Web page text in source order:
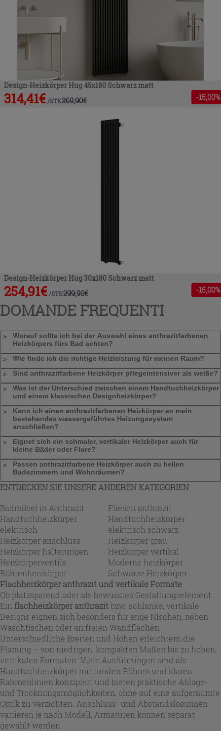
Design-Heizkörper Hug 45x180 Schwarz matt
314,41€ /STK369,90€ -15,00%
Design-Heizkörper Hug 30x180 Schwarz matt
254,91€ /STK299,90€ -15,00%
DOMANDE FREQUENTI
Worauf sollte ich bei der Auswahl eines anthrazitfarbenen
Heizkörpers fürs Bad achten?
Wie finde ich die richtige Heizleistung für meinen Raum?
Sind anthrazitfarbene Heizkörper pflegeintensiver als weiße?
Was ist der Unterschied zwischen einem Handtuchheizkörper
und einem klassischen Designheizkörper?
Kann ich einen anthrazitfarbenen Heizkörper an mein
bestehendes wassergeführtes Heizungssystem
anschließen?
Eignet sich ein schmaler, vertikaler Heizkörper auch für
kleine Bäder oder Flure?
Passen anthrazitfarbene Heizkörper auch zu hellen
Badezimmern und Wohnräumen?
ENTDECKEN SIE UNSERE ANDEREN KATEGORIEN
Badmöbel in Anthrazit
Fliesen anthrazit
Handtuchheizkörper
elektrisch
Handtuchheizkörper
elektrisch schwarz
Heizkörper anschluss
Heizkörper grau
Heizkörper halterungen
Heizkörper vertikal
Heizkörperventile
Moderne heizkörper
Röhrenheizkörper
Schwarze Heizkörper
Flachheizkörper anthrazit und vertikale Formate
Ob platzsparend oder als bewusstes Gestaltungselement:
Ein flachheizkörper anthrazit bzw. schlanke, vertikale
Designs eignen sich besonders für enge Nischen, neben
Waschtischen oder an freien Wandflächen.
Unterschiedliche Breiten und Höhen erleichtern die
Planung – von niedrigen, kompakten Maßen bis zu hohen,
vertikalen Formaten. Viele Ausführungen sind als
Handtuchheizkörper mit runden Röhren und klaren
Rahmenlinien konzipiert und bieten praktische Ablage-
und Trocknungsmöglichkeiten, ohne auf eine aufgeräumte
Optik zu verzichten. Anschluss- und Abstandslösungen
variieren je nach Modell, Armaturen können separat
gewählt werden.